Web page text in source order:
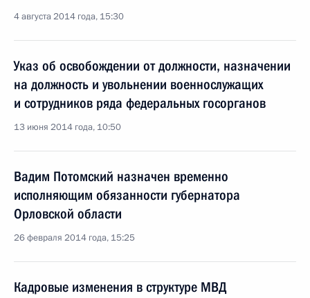
4 августа 2014 года, 15:30
Указ об освобождении от должности, назначении
на должность и увольнении военнослужащих
и сотрудников ряда федеральных госорганов
13 июня 2014 года, 10:50
Вадим Потомский назначен временно
исполняющим обязанности губернатора
Орловской области
26 февраля 2014 года, 15:25
Кадровые изменения в структуре МВД